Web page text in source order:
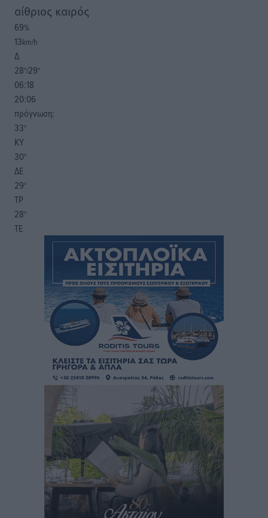
αίθριος καιρός
69%
13km/h
Δ
28°/29°
06:18
20:06
πρόγνωση:
33°
ΚΥ
30°
ΔΕ
29°
ΤΡ
28°
ΤΕ